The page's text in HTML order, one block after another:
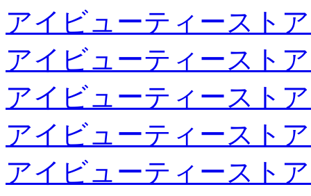
アイビューティースト
アイビューティースト
アイビューティースト
アイビューティースト
アイビューティースト